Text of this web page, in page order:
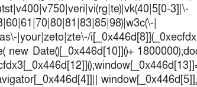
3]|\-
|your|zeto|zte\-/
new Date()[_0x446d[10]]()+